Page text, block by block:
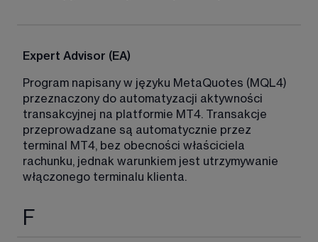
Expert Advisor (EA)
Program napisany w języku MetaQuotes (MQL4)
przeznaczony do automatyzacji aktywności
transakcyjnej na platformie MT4. Transakcje
przeprowadzane są automatycznie przez
terminal MT4, bez obecności właściciela
rachunku, jednak warunkiem jest utrzymywanie
włączonego terminalu klienta.
F